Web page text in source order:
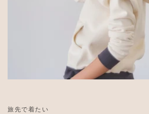
旅先で着たい